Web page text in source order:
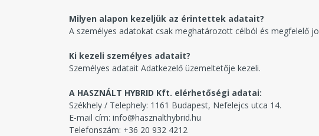
Milyen alapon kezeljük az érintettek adatait?
A személyes adatokat csak meghatározott célból és megfelelő
Ki kezeli személyes adatait?
Személyes adatait Adatkezelő üzemeltetője kezeli.
A HASZNÁLT HYBRID Kft. elérhetőségi adatai:
Székhely / Telephely: 1161 Budapest, Nefelejcs utca 14.
E-mail cím: info@hasznalthybrid.hu
Telefonszám: +36 20 932 4212